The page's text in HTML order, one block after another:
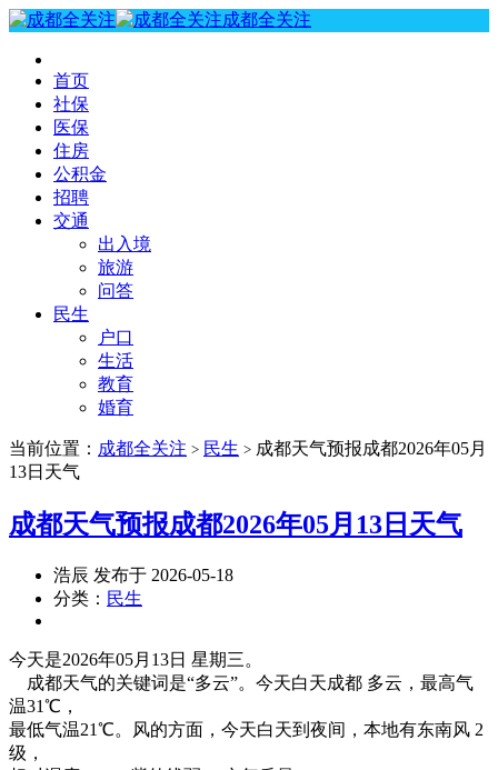
成都全关注
首页
社保
医保
住房
公积金
招聘
交通
出入境
旅游
问答
民生
户口
生活
教育
婚育
当前位置： 成都全关注 > 民生 > 成都天气预报成都2026年05月
13日天气
成都天气预报成都2026年05月13日天气
浩辰 发布于 2026-05-18
分类： 民生
今天是2026年05月13日 星期三。
成都天气的关键词是“多云”。今天白天成都 多云 ， 最高气
温31℃ ，
最低气温21℃。风的方面，今天白天到夜间，本地有东南风 2
级 ，